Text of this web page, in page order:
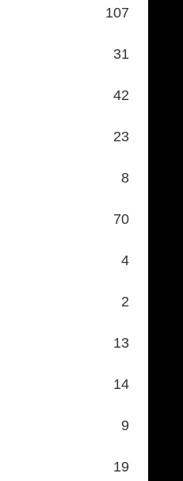
107
31
42
23
8
70
4
2
13
14
9
19